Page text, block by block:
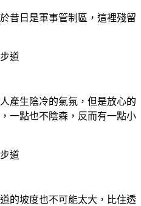
昔日是軍事管制區，這裡殘留
產生陰冷的氣氛，但是放心的
一點也不陰森，反而有一點小
的坡度也不可能太大，比住透